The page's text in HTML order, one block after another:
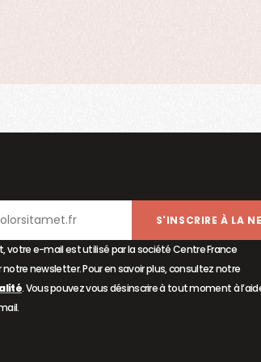
S'INSCRIRE À LA
votre e-mail est utilisé par la société Centre France
newsletter. Pour en savoir plus, consultez notre
. Vous pouvez vous désinscrire à tout moment à